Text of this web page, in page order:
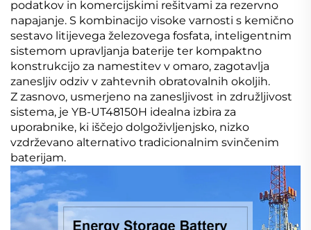
podatkov in komercijskimi rešitvami za rezervno
napajanje. S kombinacijo visoke varnosti s kemično
sestavo litijevega železovega fosfata, inteligentnim
sistemom upravljanja baterije ter kompaktno
konstrukcijo za namestitev v omaro, zagotavlja
zanesljiv odziv v zahtevnih obratovalnih okoljih.
Z zasnovo, usmerjeno na zanesljivost in združljivost
sistema, je YB-UT48150H idealna izbira za
uporabnike, ki iščejo dolgoživljenjsko, nizko
vzdrževano alternativo tradicionalnim svinčenim
baterijam.